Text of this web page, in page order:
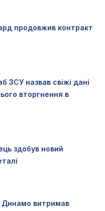
продовжив контракт
ЗСУ назвав свіжі дані
вторгнення в
здобув новий
Динамо витримав